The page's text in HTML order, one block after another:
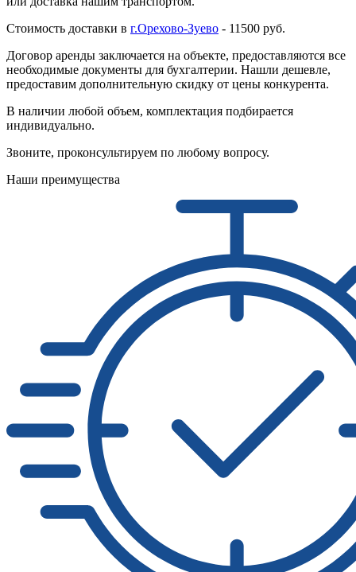
Стоимость доставки в г.Орехово-Зуево - 11500 руб.
Договор аренды заключается на объекте, предоставляются все
необходимые документы для бухгалтерии. Нашли дешевле,
предоставим дополнительную скидку от цены конкурента.
В наличии любой объем, комплектация подбирается
индивидуально.
Звоните, проконсультируем по любому вопросу.
Наши преимущества